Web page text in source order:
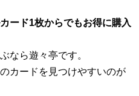
ード1枚からでもお得に購入
なら遊々亭です。
カードを見つけやすいのが